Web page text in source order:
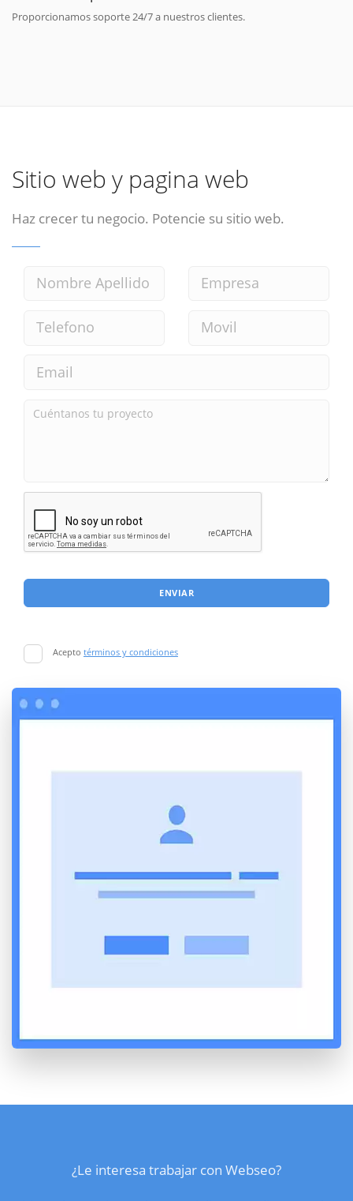
Proporcionamos soporte 24/7 a nuestros clientes.
Sitio web y pagina web
Haz crecer tu negocio. Potencie su sitio web.
ENVIAR
Acepto términos y condiciones
¿Le interesa trabajar con Webseo?